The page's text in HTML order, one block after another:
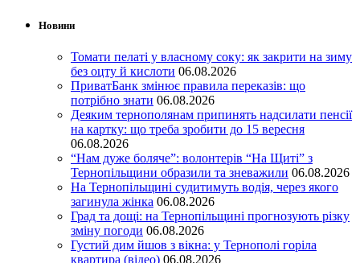
Новини
Томати пелаті у власному соку: як закрити на зиму
без оцту й кислоти 06.08.2026
ПриватБанк змінює правила переказів: що
потрібно знати 06.08.2026
Деяким тернополянам припинять надсилати пенсії
на картку: що треба зробити до 15 вересня
06.08.2026
“Нам дуже боляче”: волонтерів “На Щиті” з
Тернопільщини образили та зневажили 06.08.2026
На Тернопільщині судитимуть водія, через якого
загинула жінка 06.08.2026
Град та дощі: на Тернопільщині прогнозують різку
зміну погоди 06.08.2026
Густий дим йшов з вікна: у Тернополі горіла
квартира (відео) 06.08.2026